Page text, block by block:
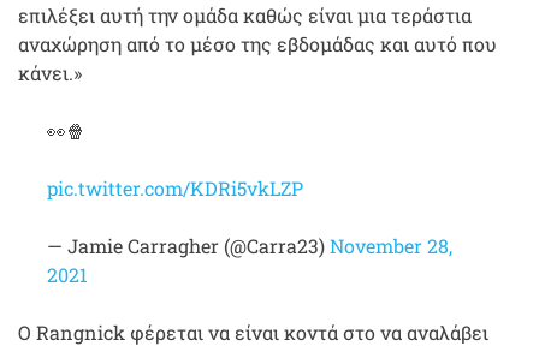
επιλέξει αυτή την ομάδα καθώς είναι μια τεράστια
αναχώρηση από το μέσο της εβδομάδας και αυτό που
κάνει.»
👀🍿
pic.twitter.com/KDRi5vkLZP
— Jamie Carragher (@Carra23)November 28,
2021
Ο Rangnick φέρεται να είναι κοντά στο να αναλάβει